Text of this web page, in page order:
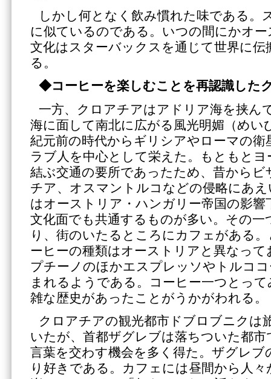
しかし何となく飲み慣れた味である。
に似ているのである。いつの間にかオ
文化はスターバックスを通じて世界に
る。
◆コーヒーを楽しむことを再認識した
一方、クロアチアはアドリア海を挟ん
海に面して南北に広がる風光明媚（めい
紀元前の時代からギリシアやローマの衛
ラブ人を中心として栄えた。もともと
結ぶ交通の要所であったため、昔から
チア、オスマントルコなどの侵略にあ
はオーストリア・ハンガリー帝国の影響
文化面でも共通するものが多い。その
り、街のいたるところにカフェがある
ーヒーの種類はオーストリアと異なっ
プチーノのほかエスプレッソやトルコ
まれるようである。コーヒー一つとっ
雑な歴史があったことがうかがわれる。
クロアチアの観光都市ドブロブニクは
いたが、首都ザグレブは落ちついた都
言葉を交わす機会を多く得た。ザグレ
り好きである。カフェには昼間から人